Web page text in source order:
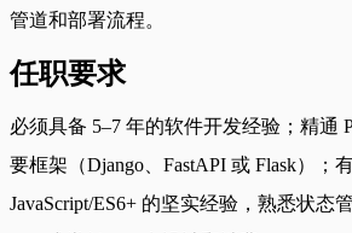
管道和部署流程。
任职要求
必须具备 5–7 年的软件开发经验；精通
要框架（Django、FastAPI 或 Flask）；
JavaScript/ES6+ 的坚实经验，熟悉状态